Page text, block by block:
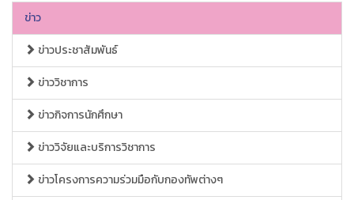
ข่าว
ข่าวประชาสัมพันธ์
ข่าววิชาการ
ข่าวกิจการนักศึกษา
ข่าววิจัยและบริการวิชาการ
ข่าวโครงการความร่วมมือกับกองทัพต่างๆ